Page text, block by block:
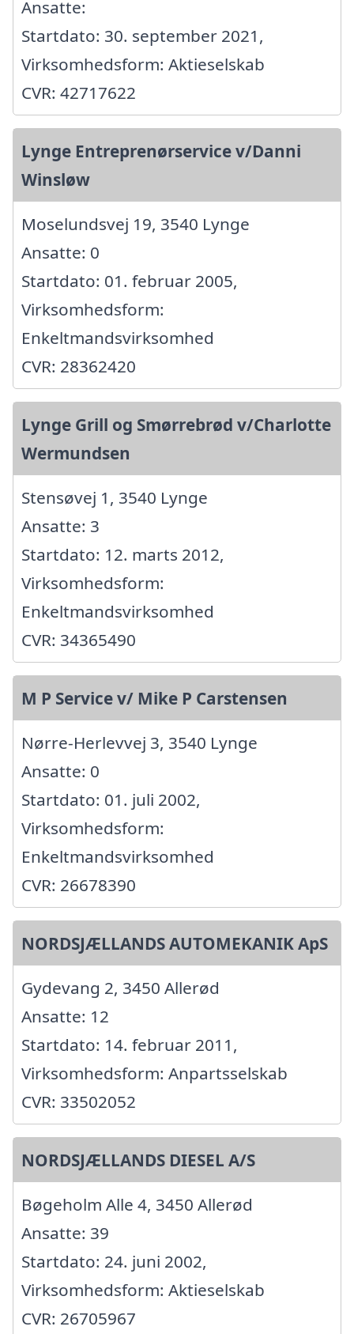
Ansatte:
Startdato: 30. september 2021,
Virksomhedsform: Aktieselskab
CVR: 42717622
Lynge Entreprenørservice v/Danni
Winsløw
Moselundsvej 19, 3540 Lynge
Ansatte: 0
Startdato: 01. februar 2005,
Virksomhedsform:
Enkeltmandsvirksomhed
CVR: 28362420
Lynge Grill og Smørrebrød v/Charlotte
Wermundsen
Stensøvej 1, 3540 Lynge
Ansatte: 3
Startdato: 12. marts 2012,
Virksomhedsform:
Enkeltmandsvirksomhed
CVR: 34365490
M P Service v/ Mike P Carstensen
Nørre-Herlevvej 3, 3540 Lynge
Ansatte: 0
Startdato: 01. juli 2002,
Virksomhedsform:
Enkeltmandsvirksomhed
CVR: 26678390
NORDSJÆLLANDS AUTOMEKANIK ApS
Gydevang 2, 3450 Allerød
Ansatte: 12
Startdato: 14. februar 2011,
Virksomhedsform: Anpartsselskab
CVR: 33502052
NORDSJÆLLANDS DIESEL A/S
Bøgeholm Alle 4, 3450 Allerød
Ansatte: 39
Startdato: 24. juni 2002,
Virksomhedsform: Aktieselskab
CVR: 26705967